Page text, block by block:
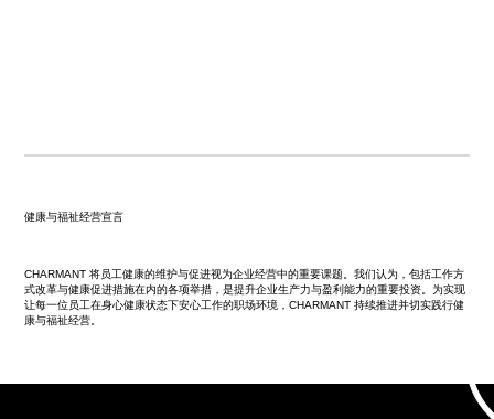
健康与福祉经营宣言
CHARMANT 将员工健康的维护与促进视为企业经营中的重要课题。我们认为，包括工作方
式改革与健康促进措施在内的各项举措，是提升企业生产力与盈利能力的重要投资。为实现
让每一位员工在身心健康状态下安心工作的职场环境，CHARMANT 持续推进并切实践行健
康与福祉经营。